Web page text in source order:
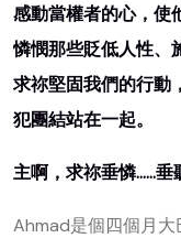
感動當權者的心，使
憐憫那些貶低人性、
求祢堅固我們的行動
犯團結站在一起。
主啊，求祢垂憐……垂
Ahmad是個四個月大